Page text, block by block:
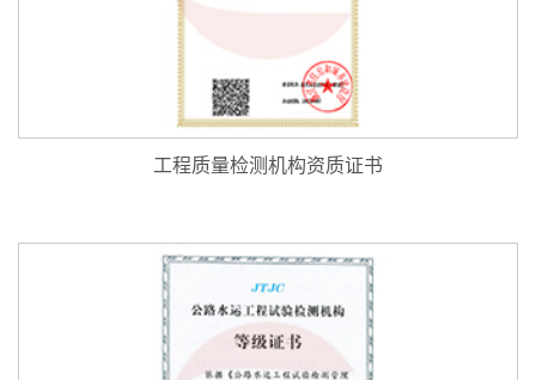
工程质量检测机构资质证书